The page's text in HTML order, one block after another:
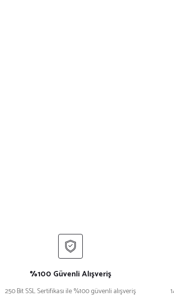
%100 Güvenli Alışveriş
250 Bit SSL Sertifikası ile %100 güvenli alışveriş